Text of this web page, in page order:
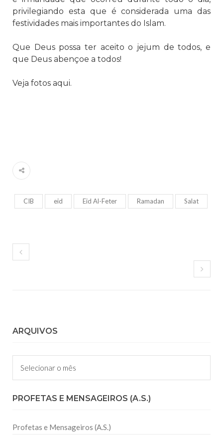
privilegiando esta que é considerada uma das
festividades mais importantes do Islam.
Que Deus possa ter aceito o jejum de todos, e
que Deus abençoe a todos!
Veja fotos aqui.
CIB eid Eid Al-Feter Ramadan Salat
ARQUIVOS
Arquivos
PROFETAS E MENSAGEIROS (A.S.)
Profetas e Mensageiros (A.S.)